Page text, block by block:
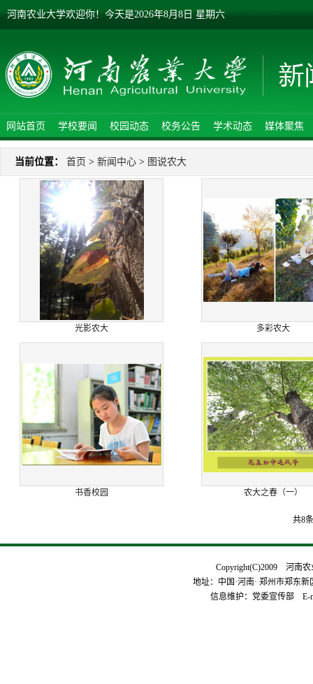
河南农业大学欢迎你！ 今天是2026年8月8日 星期六
网站首页 学校要闻 校园动态 校务公告 学术动态 媒体聚焦
当前位置： 首页 > 新闻中心 > 图说农大
光影农大 多彩农大
书香校园 农大之春（一）
共8
Copyright(C)2009 河南
地址：中国·河南· 郑州市郑东
信息维护：党委宣传部 E-